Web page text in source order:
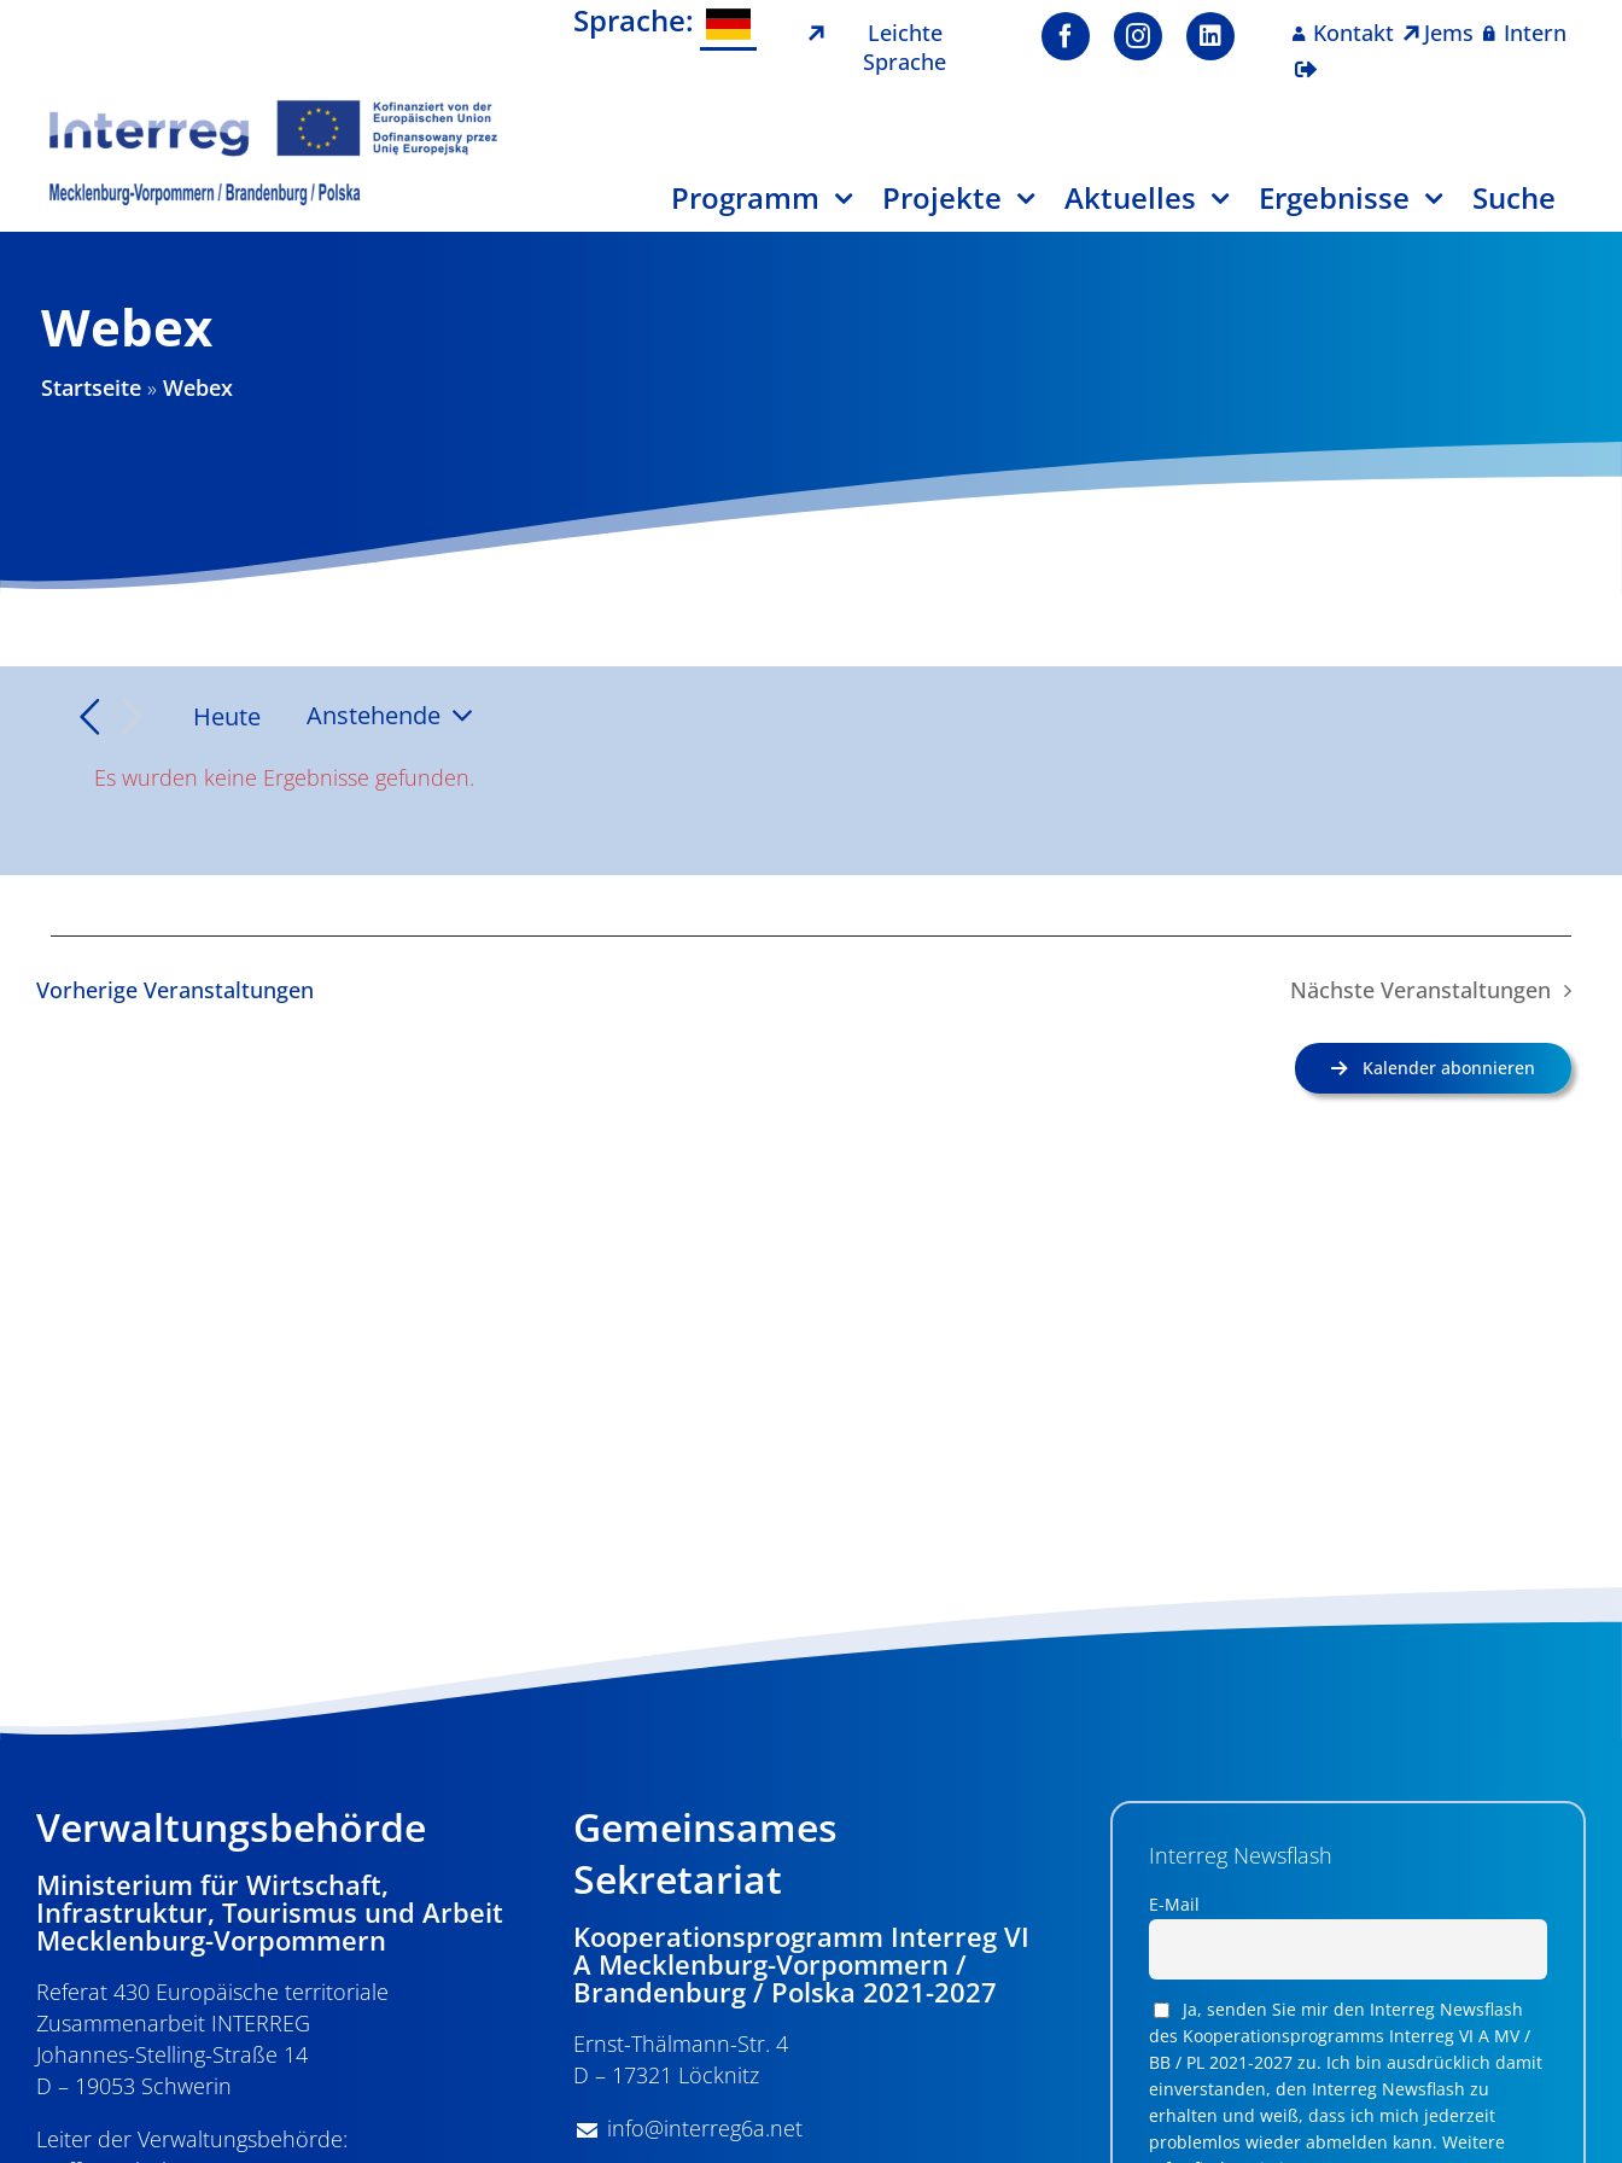
Sprache:
Leichte
Sprache
Kontakt Jems Intern
Programm Projekte Aktuelles Ergebnisse Suche
Webex
Startseite »Webex
Hinweis
Es wurden keine Ergebnisse gefunden.
Heute Anstehende
wählen.
VorherigeVeranstaltungen NächsteVeranstaltungen
Kalender abonnieren
Verwaltungsbehörde
Ministerium für Wirtschaft,
Infrastruktur, Tourismus und Arbeit
Mecklenburg-Vorpommern
Referat 430 Europäische territoriale
Zusammenarbeit INTERREG
Johannes-Stelling-Straße 14
D – 19053 Schwerin
Leiter der Verwaltungsbehörde:
Gemeinsames
Sekretariat
Kooperationsprogramm Interreg VI
A Mecklenburg-Vorpommern /
Brandenburg / Polska 2021-2027
Ernst-Thälmann-Str. 4
D – 17321 Löcknitz
info@interreg6a.net
Interreg Newsflash
E-Mail
Ja, senden Sie mir den Interreg Newsflash
des Kooperationsprogramms Interreg VI A MV /
BB / PL 2021-2027 zu. Ich bin ausdrücklich damit
einverstanden, den Interreg Newsflash zu
erhalten und weiß, dass ich mich jederzeit
problemlos wieder abmelden kann. Weitere